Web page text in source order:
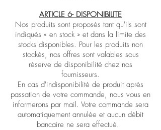
ARTICLE 6- DISPONIBILITE
Nos produits sont proposés tant qu'ils sont
indiqués « en stock » et dans la limite des
stocks disponibles. Pour les produits non
stockés, nos offres sont valables sous
réserve de disponibilité chez nos
fournisseurs.
En cas d'indisponibilité de produit après
passation de votre commande, nous vous en
informerons par mail. Votre commande sera
automatiquement annulée et aucun débit
bancaire ne sera effectué.